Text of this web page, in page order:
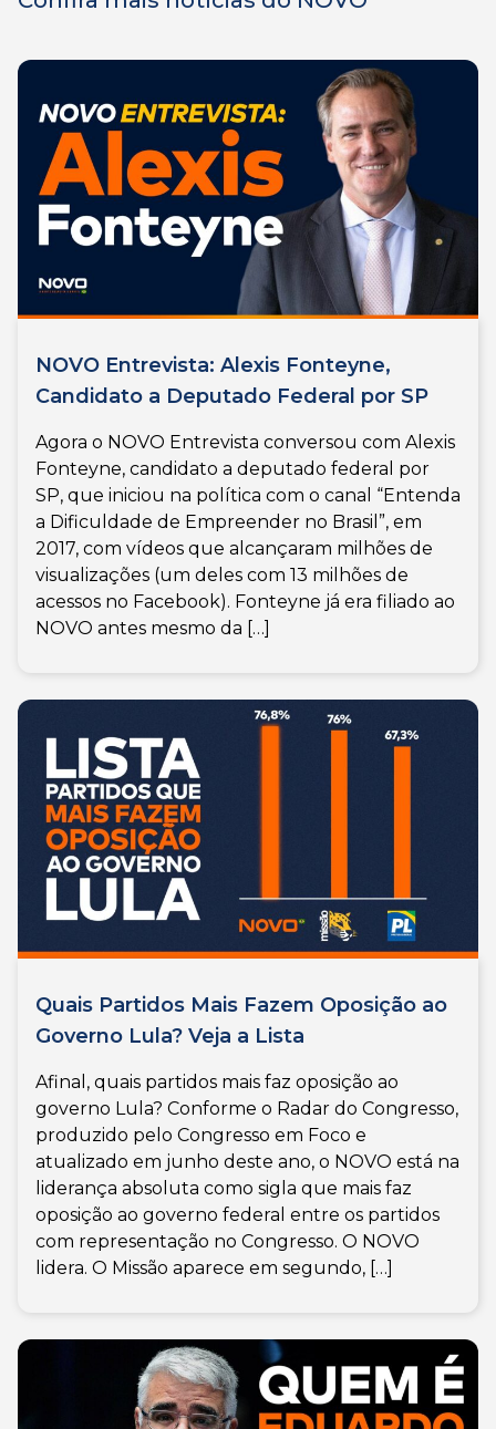
NOVO Entrevista: Alexis Fonteyne,
Candidato a Deputado Federal por SP
Agora o NOVO Entrevista conversou com Alexis
Fonteyne, candidato a deputado federal por
SP, que iniciou na política com o canal “Entenda
a Dificuldade de Empreender no Brasil”, em
2017, com vídeos que alcançaram milhões de
visualizações (um deles com 13 milhões de
acessos no Facebook). Fonteyne já era filiado ao
NOVO antes mesmo da […]
Quais Partidos Mais Fazem Oposição ao
Governo Lula? Veja a Lista
Afinal, quais partidos mais faz oposição ao
governo Lula? Conforme o Radar do Congresso,
produzido pelo Congresso em Foco e
atualizado em junho deste ano, o NOVO está na
liderança absoluta como sigla que mais faz
oposição ao governo federal entre os partidos
com representação no Congresso. O NOVO
lidera. O Missão aparece em segundo, […]